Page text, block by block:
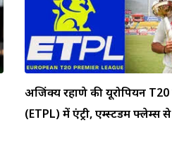
अजिंक्य रहाणे की यूरोपियन T20
(ETPL) में एंट्री, एम्स्टर्डम फ्लेम्स